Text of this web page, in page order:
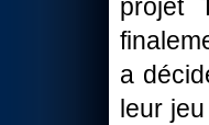
projet
a
leur